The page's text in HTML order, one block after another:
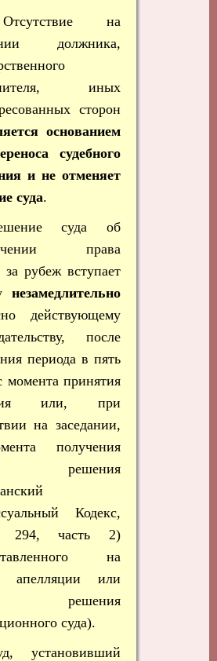
на
должника,
иных
сторон
основанием
судебного
и не отменяет
суда.
суда об
права
за рубеж вступает
незамедлительно
действующему
после
периода в пять
момента принятия
или, при
на заседании,
получения
решения
Кодекс,
294, часть 2)
на
апелляции или
решения
суда).
установивший